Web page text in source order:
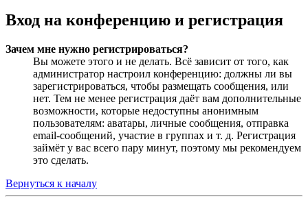
Вход на конференцию и регистрация
Зачем мне нужно регистрироваться?
Вы можете этого и не делать. Всё зависит от того, как
администратор настроил конференцию: должны ли вы
зарегистрироваться, чтобы размещать сообщения, или
нет. Тем не менее регистрация даёт вам дополнительные
возможности, которые недоступны анонимным
пользователям: аватары, личные сообщения, отправка
email-сообщений, участие в группах и т. д. Регистрация
займёт у вас всего пару минут, поэтому мы рекомендуем
это сделать.
Вернуться к началу